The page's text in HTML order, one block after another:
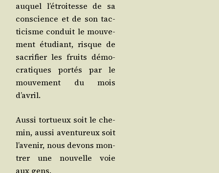
auquel l’é­troi­tesse de sa
conscience et de son tac­
ti­cisme conduit le mou­ve­
ment étu­diant, risque de
sacri­fier les fruits démo­
cra­tiques por­tés par le
mou­ve­ment du mois
d’avril.
Aus­si tor­tueux soit le che­
min, aus­si aven­tu­reux soit
l’a­ve­nir, nous devons mon­
trer une nou­velle voie
aux gens.